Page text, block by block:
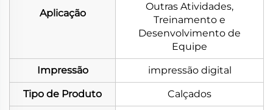
Aplicação
Outras Atividades,
Treinamento e
Desenvolvimento de
Equipe
Impressão impressão digital
Tipo de Produto Calçados